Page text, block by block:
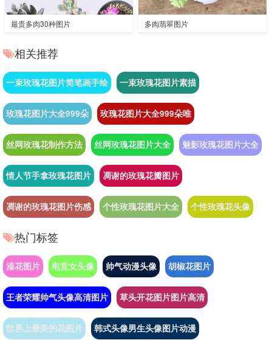
最贵多肉30种图片 多肉翡翠图片
相关推荐
一束玫瑰花图片简笔画手绘 一束玫瑰花图片素描
玫瑰花图片大全999朵 玫瑰花图片大全999朵唯
丝网玫瑰花制作方法 丝网玫瑰花图片大全 魅影玫瑰花图片大全
情人节手拿玫瑰花图片 凋谢的玫瑰花瓣图片
凋谢的玫瑰花图片伤感 个性玫瑰花图片大全 个性玫瑰花头像
热门标签
澡花图片 电竞女头像 帅气动漫头像 胡椒花图片
王者荣耀帅气头像高清图片 草头开花图片图片高清
世界上最美的花图片 韩式头像男生头像图片动漫